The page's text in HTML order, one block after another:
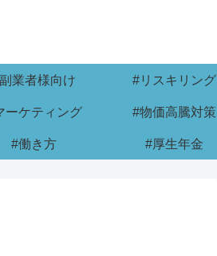
業者様向け #リスキリング
ーケティング #物価高騰対策
#働き方 #厚生年金